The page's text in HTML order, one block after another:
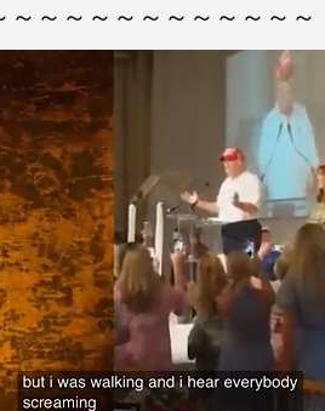
～～～～～～～～～～～～